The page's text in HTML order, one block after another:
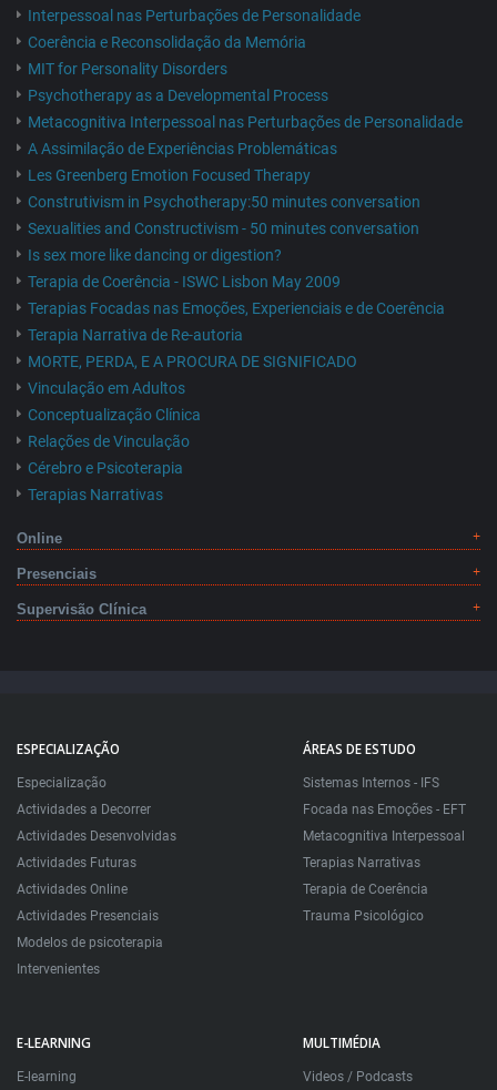
Interpessoal nas Perturbações de Personalidade
Coerência e Reconsolidação da Memória
MIT for Personality Disorders
Psychotherapy as a Developmental Process
Metacognitiva Interpessoal nas Perturbações de Personalidade
A Assimilação de Experiências Problemáticas
Les Greenberg Emotion Focused Therapy
Construtivism in Psychotherapy:50 minutes conversation
Sexualities and Constructivism - 50 minutes conversation
Is sex more like dancing or digestion?
Terapia de Coerência - ISWC Lisbon May 2009
Terapias Focadas nas Emoções, Experienciais e de Coerência
Terapia Narrativa de Re-autoria
MORTE, PERDA, E A PROCURA DE SIGNIFICADO
Vinculação em Adultos
Conceptualização Clínica
Relações de Vinculação
Cérebro e Psicoterapia
Terapias Narrativas
Online
Presenciais
Supervisão Clínica
ESPECIALIZAÇÃO
Especialização
Actividades a Decorrer
Actividades Desenvolvidas
Actividades Futuras
Actividades Online
Actividades Presenciais
Modelos de psicoterapia
Intervenientes
ÁREAS DE ESTUDO
Sistemas Internos - IFS
Focada nas Emoções - EFT
Metacognitiva Interpessoal
Terapias Narrativas
Terapia de Coerência
Trauma Psicológico
E-LEARNING
E-learning
MULTIMÉDIA
Videos / Podcasts